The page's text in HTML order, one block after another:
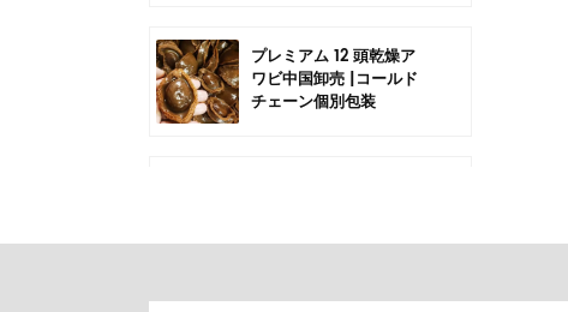
プレミアム 12 頭乾燥ア
ワビ中国卸売 |コールド
チェーン個別包装